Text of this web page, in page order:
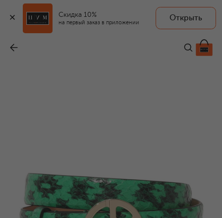
Скидка 10%
на первый заказ в приложении
Открыть
66 350 ₽